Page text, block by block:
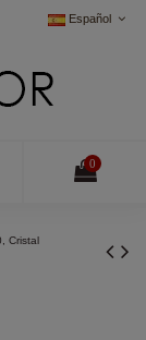
Español
0
Cristal